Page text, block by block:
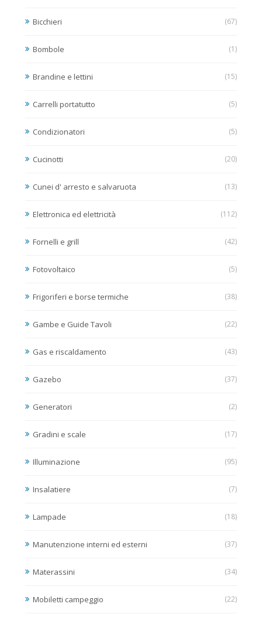
Bicchieri (67)
Bombole (1)
Brandine e lettini (15)
Carrelli portatutto (5)
Condizionatori (5)
Cucinotti (20)
Cunei d' arresto e salvaruota (13)
Elettronica ed elettricità (112)
Fornelli e grill (42)
Fotovoltaico (5)
Frigoriferi e borse termiche (38)
Gambe e Guide Tavoli (22)
Gas e riscaldamento (43)
Gazebo (37)
Generatori (2)
Gradini e scale (17)
Illuminazione (95)
Insalatiere (7)
Lampade (18)
Manutenzione interni ed esterni (37)
Materassini (34)
Mobiletti campeggio (22)